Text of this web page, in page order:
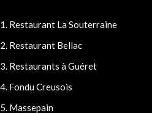
Restaurant La Souterraine
Restaurant Bellac
Restaurants à Guéret
Fondu Creusois
Massepain